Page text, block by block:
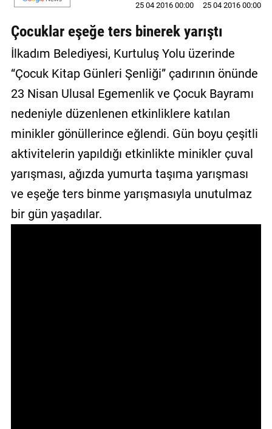
GALERİ
VİDEO
YAZARLAR
BİZE
ULAŞIN
Künye
İletişim
25 04 2016 00:00
25 04 2016 00:00
Çocuklar eşeğe ters binerek yarıştı
İlkadım Belediyesi, Kurtuluş Yolu üzerinde
“Çocuk Kitap Günleri Şenliği” çadırının önünde
23 Nisan Ulusal Egemenlik ve Çocuk Bayramı
nedeniyle düzenlenen etkinliklere katılan
minikler gönüllerince eğlendi. Gün boyu çeşitli
aktivitelerin yapıldığı etkinlikte minikler çuval
yarışması, ağızda yumurta taşıma yarışması
ve eşeğe ters binme yarışmasıyla unutulmaz
bir gün yaşadılar.